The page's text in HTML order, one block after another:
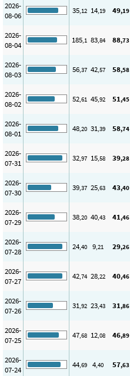
2026-
08-06
35,12 14,19 49,19
2026-
08-04
185,1 83,84 88,73
2026-
08-03
56,37 42,57 58,58
2026-
08-02
52,61 45,92 51,45
2026-
08-01
48,20 31,39 58,74
2026-
07-31
32,97 15,58 39,28
2026-
07-30
39,37 25,63 43,40
2026-
07-29
38,20 40,43 41,46
2026-
07-28
24,40 9,21 29,26
2026-
07-27
42,74 28,22 40,46
2026-
07-26
31,92 23,43 31,86
2026-
07-25
47,68 12,08 46,89
2026-
07-24
44,69 4,40 57,63